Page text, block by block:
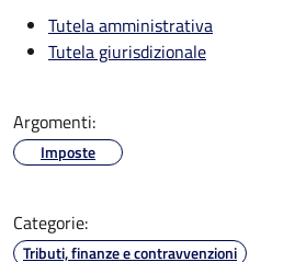
Tutela amministrativa
Tutela giurisdizionale
Argomenti:
Imposte
Categorie:
Tributi, finanze e contravvenzioni